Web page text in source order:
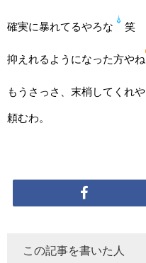
確実に暴れてるやろな 笑
抑えれるようになった方やね
もうさっさ、末梢してくれや
頼むわ。
この記事を書いた人